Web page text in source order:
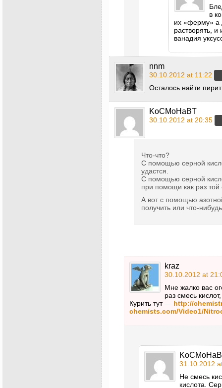
в
их «ферму» а
растворять, и
ванадия
nnm
30.10.2012 at 11:22
Осталось найти
KoCMoHaBT
30.10.2012 at 20:35
Что-что?
С помощью серной
удастся.
С помощью серной
при помощи как раз
А вот с помощью
получить или что-
kraz
30.10.2012 at
Мне жалко вас
раз смесь
Курить тут — http://
chemists.com/Video1/
31.10.2012
Не смесь
кислота.